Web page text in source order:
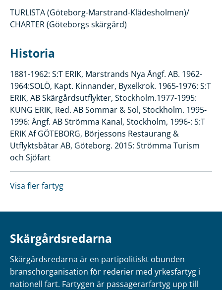
TURLISTA (Göteborg-Marstrand-Klädesholmen)/
CHARTER (Göteborgs skärgård)
Historia
1881-1962: S:T ERIK, Marstrands Nya Ångf. AB. 1962-
1964:SOLÖ, Kapt. Kinnander, Byxelkrok. 1965-1976: S:T
ERIK, AB Skärgårdsutflykter, Stockholm.1977-1995:
KUNG ERIK, Red. AB Sommar & Sol, Stockholm. 1995-
1996: Ångf. AB Strömma Kanal, Stockholm, 1996-: S:T
ERIK Af GÖTEBORG, Börjessons Restaurang &
Utflyktsbåtar AB, Göteborg. 2015: Strömma Turism
och Sjöfart
Visa fler fartyg
Skärgårdsredarna
Skärgårdsredarna är en partipolitiskt obunden
branschorganisation för rederier med yrkesfartyg i
nationell fart. Fartygen är passagerarfartyg upp till